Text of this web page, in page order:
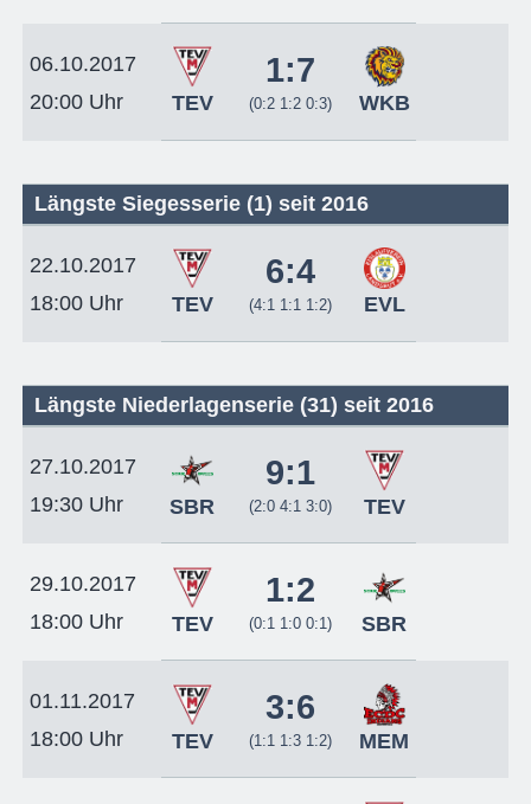
06.10.2017
20:00 Uhr
TEV
1:7
(0:2 1:2 0:3) WKB
Längste Siegesserie (1) seit 2016
22.10.2017
18:00 Uhr
TEV
6:4
(4:1 1:1 1:2) EVL
Längste Niederlagenserie (31) seit 2016
27.10.2017
19:30 Uhr
SBR
9:1
(2:0 4:1 3:0) TEV
29.10.2017
18:00 Uhr
TEV
1:2
(0:1 1:0 0:1) SBR
01.11.2017
18:00 Uhr
TEV
3:6
(1:1 1:3 1:2) MEM